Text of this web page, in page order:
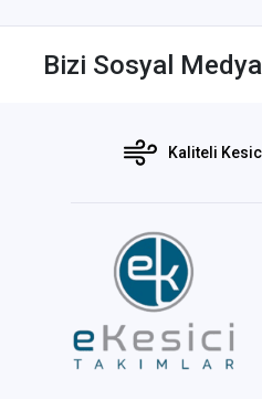
Bizi Sosyal
Kaliteli